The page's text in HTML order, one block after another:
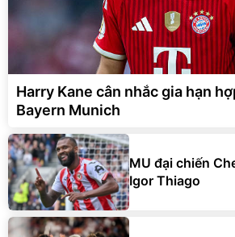
Harry Kane cân nhắc gia hạn
Bayern Munich
MU đại chiến
Igor Thiago